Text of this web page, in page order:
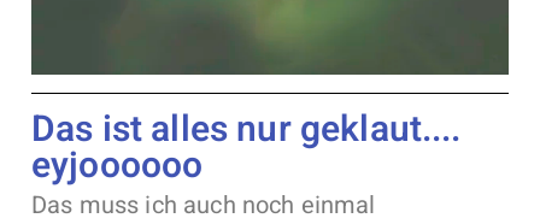
Das ist alles nur geklaut....
eyjoooooo
Das muss ich auch noch einmal